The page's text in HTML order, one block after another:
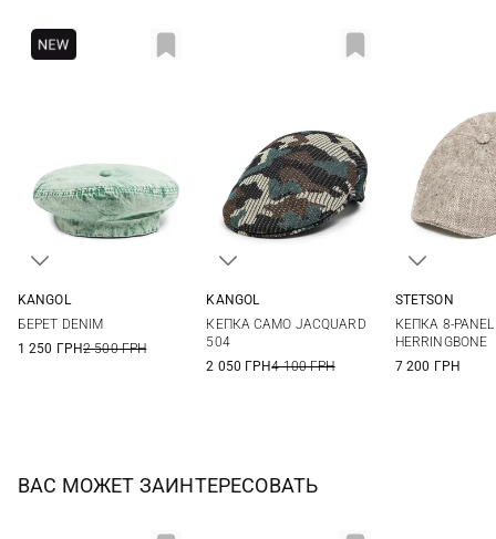
KANGOL
БЕРЕТ DENIM
1 250 ГРН2 500 ГРН
KANGOL
КЕПКА CAMO JACQUARD
504
2 050 ГРН4 100 ГРН
STETSON
КЕПКА 8-
HERRINGBONE
7 200 ГРН
ВАС МОЖЕТ ЗАИНТЕРЕСОВАТЬ